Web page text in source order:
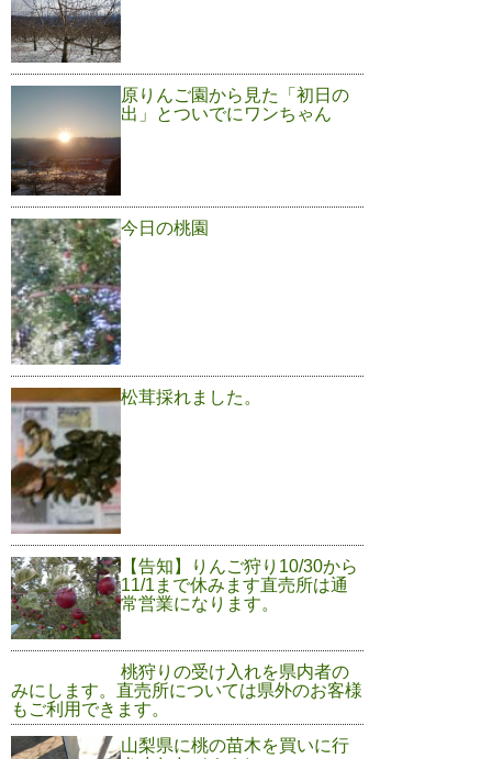
原りんご園から見た「初日の
出」とついでにワンちゃん
今日の桃園
松茸採れました。
【告知】りんご狩り10/30から
11/1まで休みます直売所は通
常営業になります。
桃狩りの受け入れを県内者の
みにします。直売所については県外のお客様
もご利用できます。
山梨県に桃の苗木を買いに行